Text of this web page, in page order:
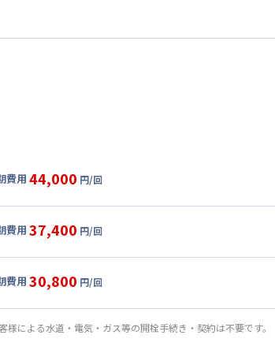
費用 44,000 円/回
)
円/日) (税抜)
)
円/回 (税抜)
費用 37,400 円/回
)
円/日) (税抜)
)
費用 30,800 円/回
による水道・電気・ガス等の開栓手続き・契約は不要です。